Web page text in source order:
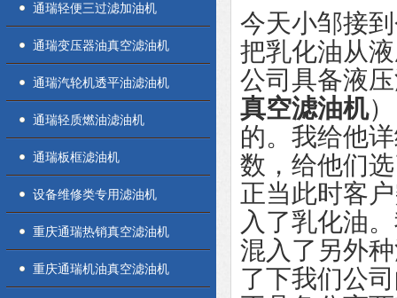
通瑞轻便三过滤加油机
通瑞变压器油真空滤油机
通瑞汽轮机透平油滤油机
通瑞轻质燃油滤油机
通瑞板框滤油机
设备维修类专用滤油机
重庆通瑞热销真空滤油机
重庆通瑞机油真空滤油机
今天小邹接
把乳化油从
公司具备液
真空滤油机
的。我给他
数，给他们
正当此时客
入了乳化油
混入了另外
了下我们公